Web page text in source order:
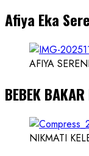
Ilmuwan
Afiya Eka
AFIYA
BEBEK
NIKMATI